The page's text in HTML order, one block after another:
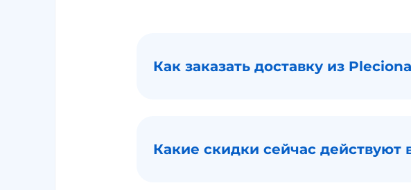
Как заказать доставку из
Какие скидки сейчас действуют